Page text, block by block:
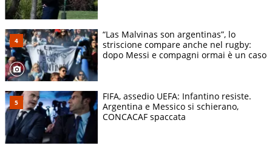
“Las Malvinas son argentinas”, lo
striscione compare anche nel rugby:
dopo Messi e compagni ormai è un caso
FIFA, assedio UEFA: Infantino resiste.
Argentina e Messico si schierano,
CONCACAF spaccata